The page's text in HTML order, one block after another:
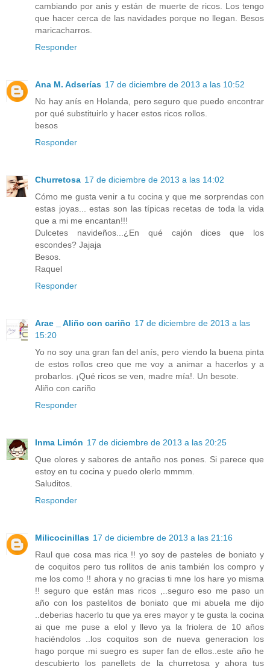
cambiando por anis y están de muerte de ricos. Los tengo
que hacer cerca de las navidades porque no llegan. Besos
maricacharros.
Responder
Ana M. Adserías 17 de diciembre de 2013 a las 10:52
No hay anís en Holanda, pero seguro que puedo encontrar
por qué substituirlo y hacer estos ricos rollos.
besos
Responder
Churretosa 17 de diciembre de 2013 a las 14:02
Cómo me gusta venir a tu cocina y que me sorprendas con
estas joyas... estas son las típicas recetas de toda la vida
que a mi me encantan!!!
Dulcetes navideños...¿En qué cajón dices que los
escondes? Jajaja
Besos.
Raquel
Responder
Arae _ Aliño con cariño 17 de diciembre de 2013 a las
15:20
Yo no soy una gran fan del anís, pero viendo la buena pinta
de estos rollos creo que me voy a animar a hacerlos y a
probarlos. ¡Qué ricos se ven, madre mía!. Un besote.
Aliño con cariño
Responder
Inma Limón 17 de diciembre de 2013 a las 20:25
Que olores y sabores de antaño nos pones. Si parece que
estoy en tu cocina y puedo olerlo mmmm.
Saluditos.
Responder
Milicocinillas 17 de diciembre de 2013 a las 21:16
Raul que cosa mas rica !! yo soy de pasteles de boniato y
de coquitos pero tus rollitos de anis también los compro y
me los como !! ahora y no gracias ti mne los hare yo misma
!! seguro que están mas ricos ,..seguro eso me paso un
año con los pastelitos de boniato que mi abuela me dijo
..deberias hacerlo tu que ya eres mayor y te gusta la cocina
ai que me puse a elol y llevo ya la friolera de 10 años
haciéndolos ..los coquitos son de nueva generacion los
hago porque mi suegro es super fan de ellos..este año he
descubierto los panellets de la churretosa y ahora tus